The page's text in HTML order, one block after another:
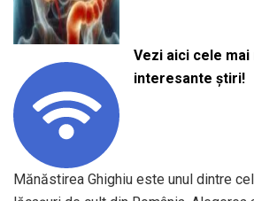
Vezi aici cele mai
interesante știri!
Mănăstirea Ghighiu este unul dintre